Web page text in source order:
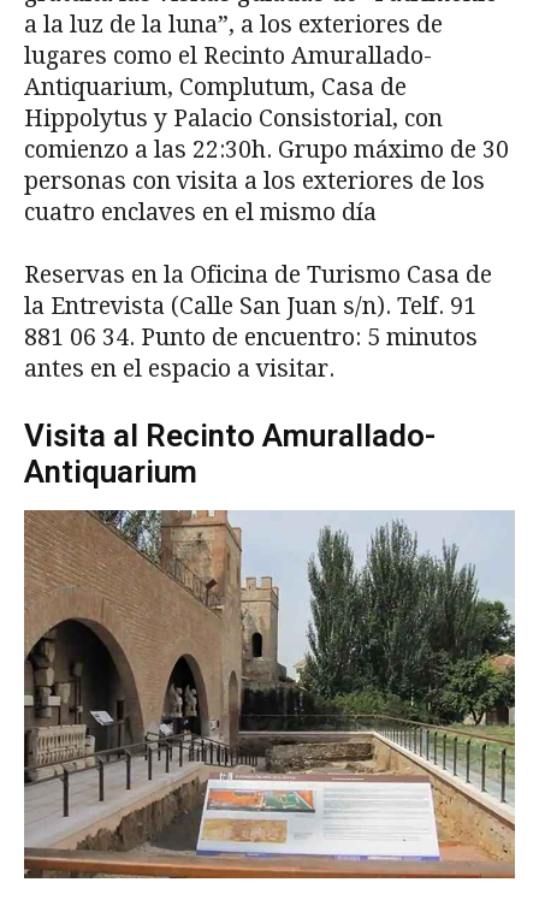
a la luz de la luna”, a los exteriores de
lugares como el Recinto Amurallado-
Antiquarium, Complutum, Casa de
Hippolytus y Palacio Consistorial, con
comienzo a las 22:30h. Grupo máximo de 30
personas con visita a los exteriores de los
cuatro enclaves en el mismo día
Reservas en la Oficina de Turismo Casa de
la Entrevista (Calle San Juan s/n). Telf. 91
881 06 34. Punto de encuentro: 5 minutos
antes en el espacio a visitar.
Visita al Recinto Amurallado-
Antiquarium